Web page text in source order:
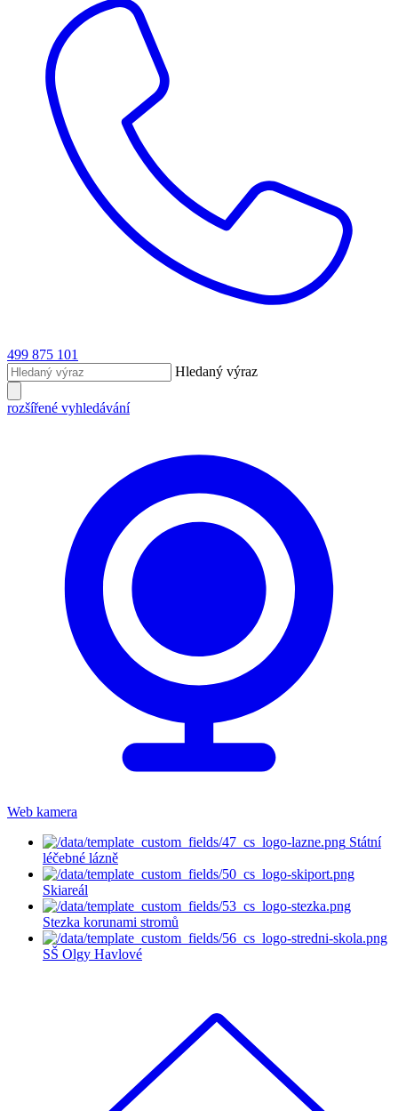
499 875 101
Hledaný výraz
rozšířené vyhledávání
Web kamera
Státní
léčebné lázně
Skiareál
Stezka korunami stromů
SŠ Olgy Havlové